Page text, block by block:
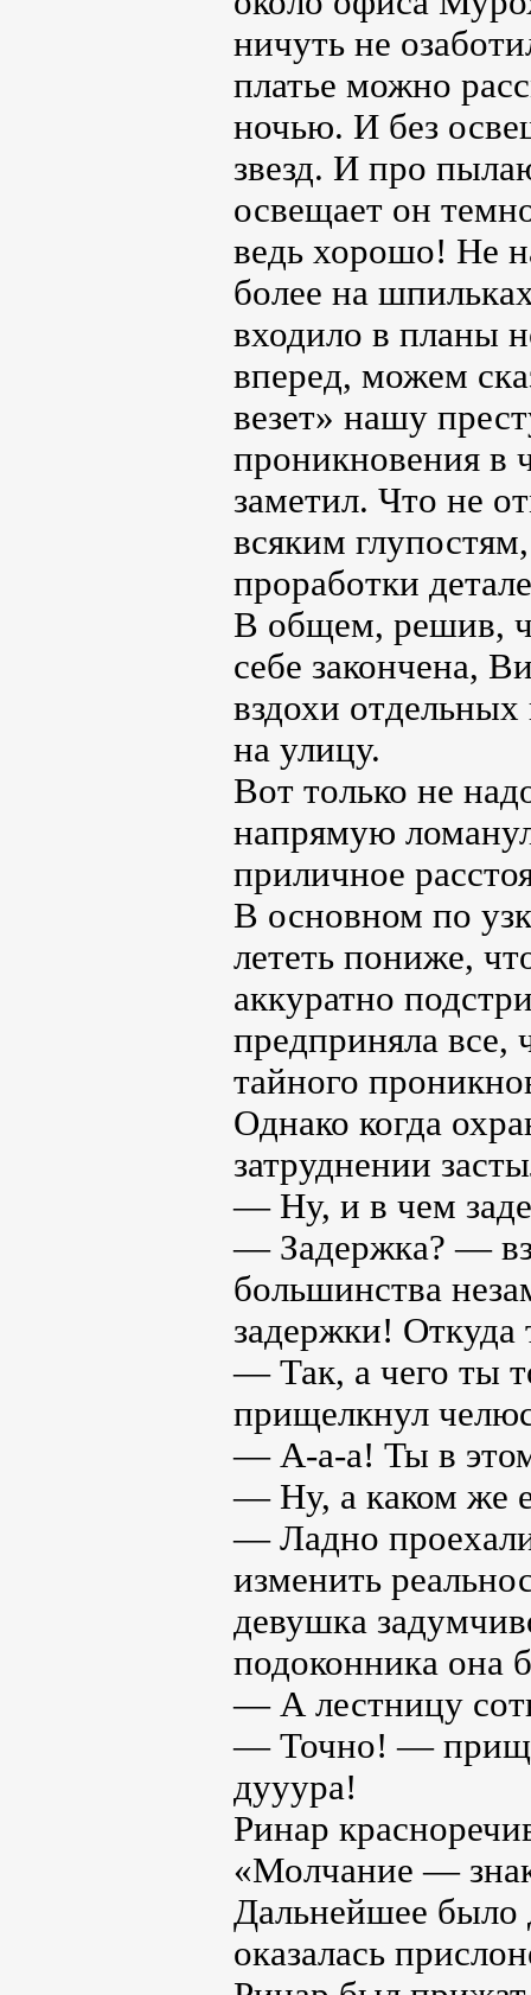
ничуть не
платье можно
ночью. И без
звезд. И про
освещает он
ведь хорошо! Не
более на
входило в планы
вперед, можем
везет» нашу
проникновения в
заметил. Что не
всяким
проработки
В общем, решив,
себе закончена,
вздохи
на улицу.
Вот только не
напрямую
приличное
В основном по
лететь пониже,
аккуратно
предприняла
тайного
Однако когда
затруднении
— Ну, и в чем
— Задержка? —
большинства
задержки! Откуда
— Так, а чего ты
прищелкнул
— А-а-а! Ты в
— Ну, а каком же
— Ладно
изменить
девушка
подоконника она
— А лестницу
— Точно! —
дууура!
Ринар
«Молчание —
Дальнейшее было
оказалась